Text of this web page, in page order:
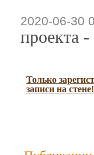
2020-06-30
проекта
Только
записи на стене!